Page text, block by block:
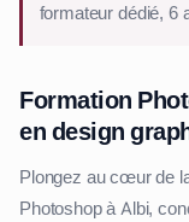
formateur dédié, 6
Formation
en design
Plongez au cœur de
Photoshop à Albi,